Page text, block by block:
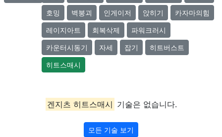
호밍 벽붕괴 인게이저 앉히기 카자마의힘
레이지아트 회복삭제 파워크러시
카운터시동기 자세 잡기 히트버스트
히트스매시
겐지츠 히트스매시 기술은 없습니다.
모든 기술 보기